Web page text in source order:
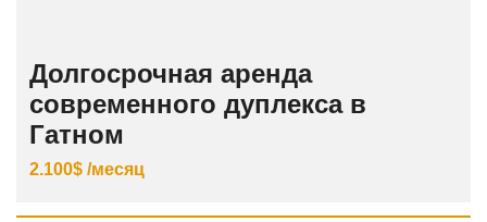
Долгосрочная аренда
современного дуплекса в
Гатном
2.100$ /месяц